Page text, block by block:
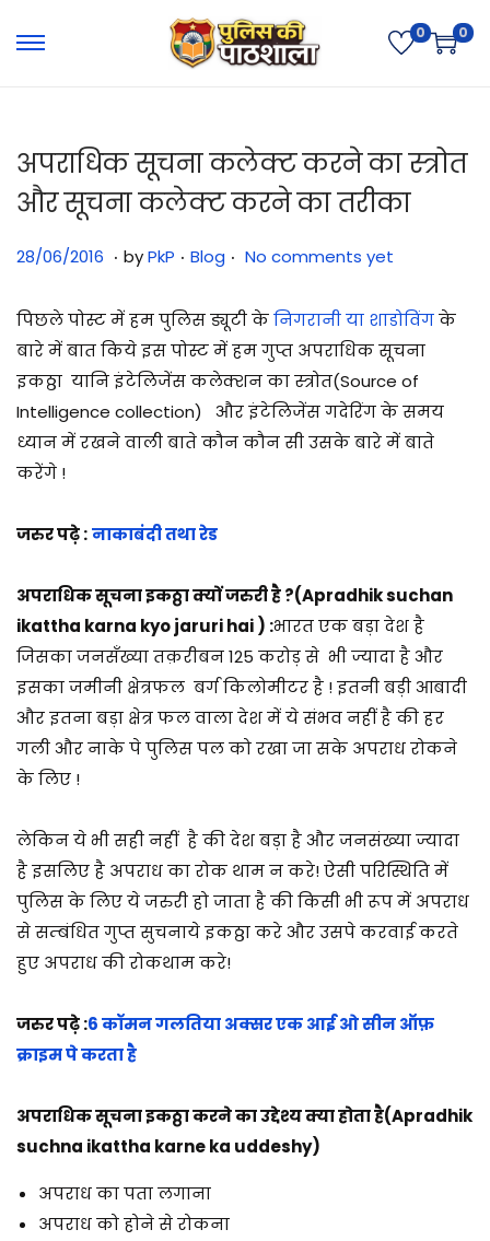
0 0
अपराधिक सूचना कलेक्ट करने का स्त्रोत
और सूचना कलेक्ट करने का तरीका
Posted on
28/06/2016 3
/
0
7
/
2
5
. byPkP . Posted in
Blog . No comments yet
पिछले पोस्ट में हम पुलिस ड्यूटी केनिगरानी या शाडोविंगके
बारे में बात किये इस पोस्ट में हम गुप्त अपराधिक सूचना
इकठ्ठा यानि इंटेलिजेंस कलेक्शन का स्त्रोत(Source of
Intelligence collection) और इंटेलिजेंस गदेरिंग के समय
ध्यान में रखने वाली बाते कौन कौन सी उसके बारे में बाते
करेंगे !
जरुर पढ़े :नाकाबंदी तथा रेड
अपराधिक सूचना इकठ्ठा क्यों जरुरी है ?(Apradhik suchan
ikattha karna kyo jaruri hai ) :भारत एक बड़ा देश है
जिसका जनसँख्या तक़रीबन 125 करोड़ से भी ज्यादा है और
इसका जमीनी क्षेत्रफल बर्ग किलोमीटर है ! इतनी बड़ी आबादी
और इतना बड़ा क्षेत्र फल वाला देश में ये संभव नहीं है की हर
गली और नाके पे पुलिस पल को रखा जा सके अपराध रोकने
के लिए !
लेकिन ये भी सही नहीं है की देश बड़ा है और जनसंख्या ज्यादा
है इसलिए है अपराध का रोक थाम न करे! ऐसी परिस्थिति में
पुलिस के लिए ये जरुरी हो जाता है की किसी भी रूप में अपराध
से सम्बंधित गुप्त सुचनाये इकठ्ठा करे और उसपे करवाई करते
हुए अपराध की रोकथाम करे!
जरुर पढ़े :6 कॉमन गलतिया अक्सर एक आई ओ सीन ऑफ़
क्राइम पे करता है
अपराधिक सूचना इकठ्ठा करने का उद्देश्य क्या होता है(Apradhik
suchna ikattha karne ka uddeshy)
अपराध का पता लगाना
अपराध को होने से रोकना